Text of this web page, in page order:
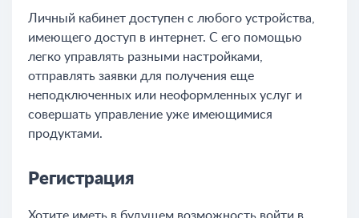
Личный кабинет доступен с любого устройства,
имеющего доступ в интернет. С его помощью
легко управлять разными настройками,
отправлять заявки для получения еще
неподключенных или неоформленных услуг и
совершать управление уже имеющимися
продуктами.
Регистрация